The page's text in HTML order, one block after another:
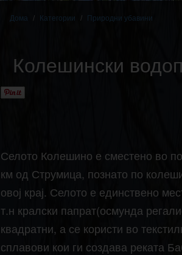
Дома Категории Природни убавини
Колешински
Селото Колешино е сместено во
км од Струмица, познато по
овој крај. Селото е единствено
т.н кралски папрат(осмунда
квадратни, а се користи во
сплавови кои ги создава реката